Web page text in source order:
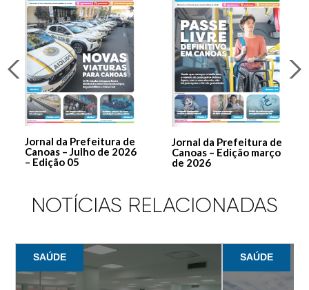
Jornal da Prefeitura de
Canoas – Julho de 2026
– Edição 05
Jornal da Prefeitura de
Canoas – Edição março
de 2026
NOTÍCIAS RELACIONADAS
SAÚDE SAÚDE